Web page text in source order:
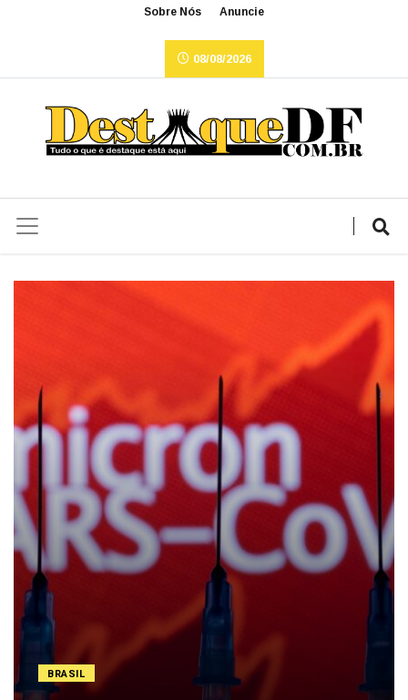
Sobre Nós Anuncie
08/08/2026
BRASIL